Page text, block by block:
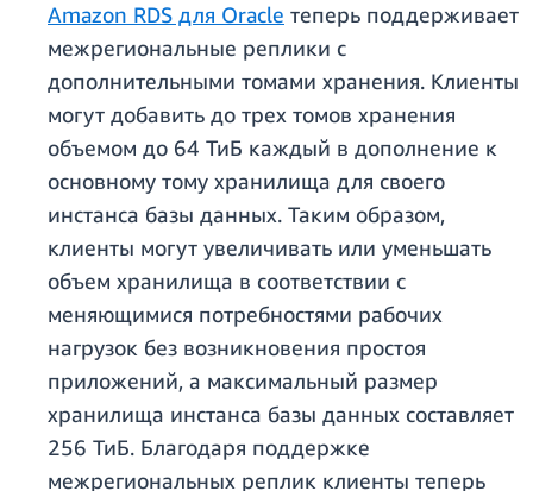
Amazon RDS для Oracle теперь поддерживает
межрегиональные реплики с
дополнительными томами хранения. Клиенты
могут добавить до трех томов хранения
объемом до 64 ТиБ каждый в дополнение к
основному тому хранилища для своего
инстанса базы данных. Таким образом,
клиенты могут увеличивать или уменьшать
объем хранилища в соответствии с
меняющимися потребностями рабочих
нагрузок без возникновения простоя
приложений, а максимальный размер
хранилища инстанса базы данных составляет
256 ТиБ. Благодаря поддержке
межрегиональных реплик клиенты теперь